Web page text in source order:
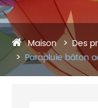
Maison Des
Parapluie bâton